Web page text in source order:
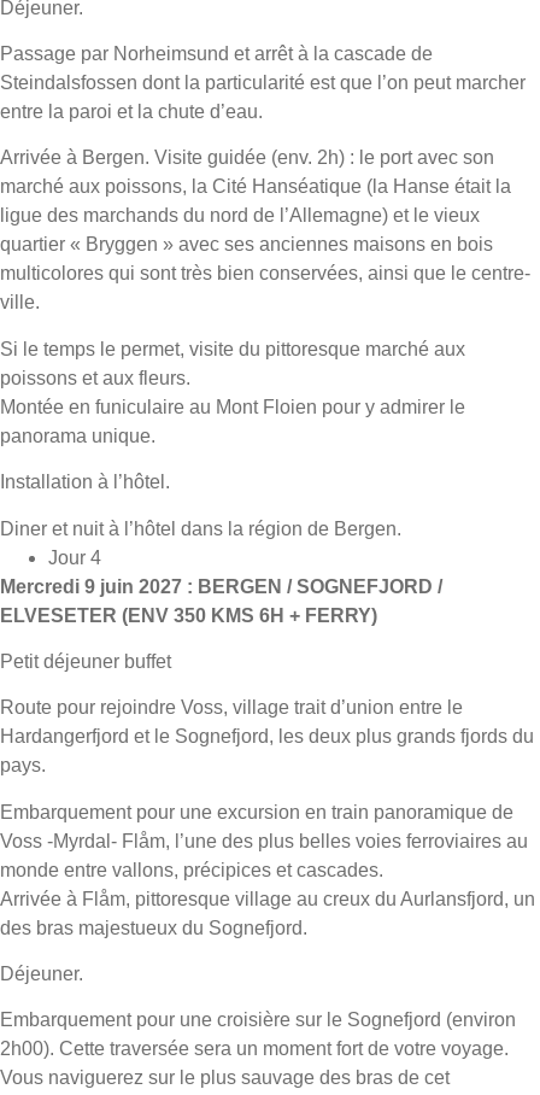
Déjeuner.
Passage par Norheimsund et arrêt à la cascade de
Steindalsfossen dont la particularité est que l’on peut marcher
entre la paroi et la chute d’eau.
Arrivée à Bergen. Visite guidée (env. 2h) : le port avec son
marché aux poissons, la Cité Hanséatique (la Hanse était la
ligue des marchands du nord de l’Allemagne) et le vieux
quartier « Bryggen » avec ses anciennes maisons en bois
multicolores qui sont très bien conservées, ainsi que le centre-
ville.
Si le temps le permet, visite du pittoresque marché aux
poissons et aux fleurs.
Montée en funiculaire au Mont Floien pour y admirer le
panorama unique.
Installation à l’hôtel.
Diner et nuit à l’hôtel dans la région de Bergen.
Jour 4
Mercredi 9 juin 2027 : BERGEN / SOGNEFJORD /
ELVESETER (ENV 350 KMS 6H + FERRY)
Petit déjeuner buffet
Route pour rejoindre Voss, village trait d’union entre le
Hardangerfjord et le Sognefjord, les deux plus grands fjords du
pays.
Embarquement pour une excursion en train panoramique de
Voss -Myrdal- Flåm, l’une des plus belles voies ferroviaires au
monde entre vallons, précipices et cascades.
Arrivée à Flåm, pittoresque village au creux du Aurlansfjord, un
des bras majestueux du Sognefjord.
Déjeuner.
Embarquement pour une croisière sur le Sognefjord (environ
2h00). Cette traversée sera un moment fort de votre voyage.
Vous naviguerez sur le plus sauvage des bras de cet